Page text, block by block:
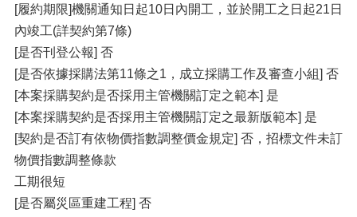
[履約期限]機關通知日起10日內開工，並於開工之日起21日
內竣工(詳契約第7條)
[是否刊登公報] 否
[是否依據採購法第11條之1，成立採購工作及審查小組] 否
[本案採購契約是否採用主管機關訂定之範本] 是
[本案採購契約是否採用主管機關訂定之最新版範本] 是
[契約是否訂有依物價指數調整價金規定] 否，招標文件未訂
物價指數調整條款
工期很短
[是否屬災區重建工程] 否